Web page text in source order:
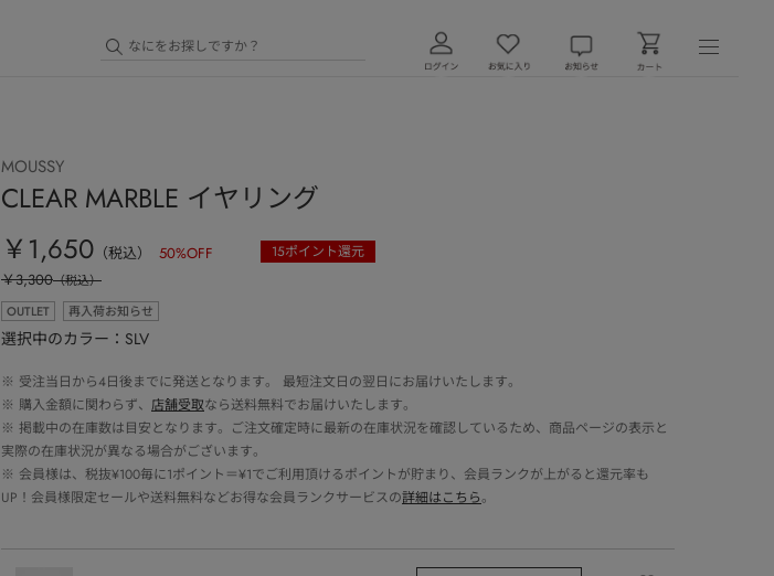
MOUSSY
CLEAR MARBLE イヤリング
￥1,650 （税込） 50%OFF 15ポイント還元
￥3,300（税込）
OUTLET
再入荷お知らせ
選択中のカラー：SLV
※ 受注当日から4日後までに発送となります。 最短注文日の翌日にお届けいたします。
※ 購入金額に関わらず、 店舗受取なら送料無料でお届けいたします。
※ 掲載中の在庫数は目安となります。ご注文確定時に最新の在庫状況を確認しているため、商品ページの表示と
実際の在庫状況が異なる場合がございます。
※ 会員様は、税抜¥100毎に1ポイント＝¥1でご利用頂けるポイントが貯まり、会員ランクが上がると還元率も
UP！会員様限定セールや送料無料などお得な会員ランクサービスの詳細はこちら。